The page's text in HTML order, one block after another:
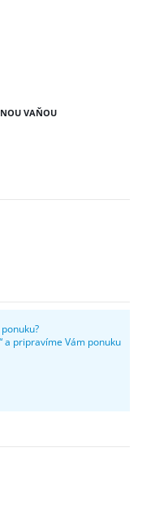
VAŇOU
“ a pripravíme Vám ponuku